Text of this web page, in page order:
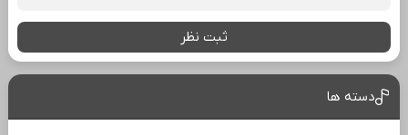
ثبت نظر
دسته ها